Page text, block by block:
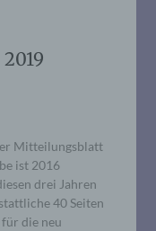
Mitteilungsblatt
ist 2016
drei Jahren
40 Seiten
die neu